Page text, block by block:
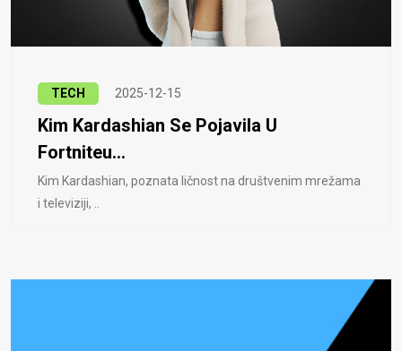
TECH 2025-12-15
Kim Kardashian Se Pojavila U
Fortniteu...
Kim Kardashian, poznata ličnost na društvenim mrežama
i televiziji, ..